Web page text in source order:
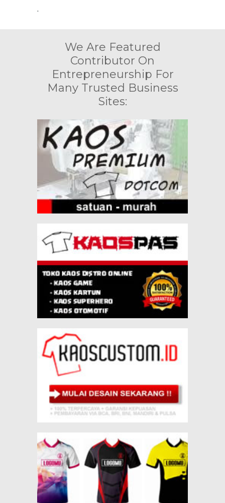
.
We Are Featured
Contributor On
Entrepreneurship For
Many Trusted Business
Sites: